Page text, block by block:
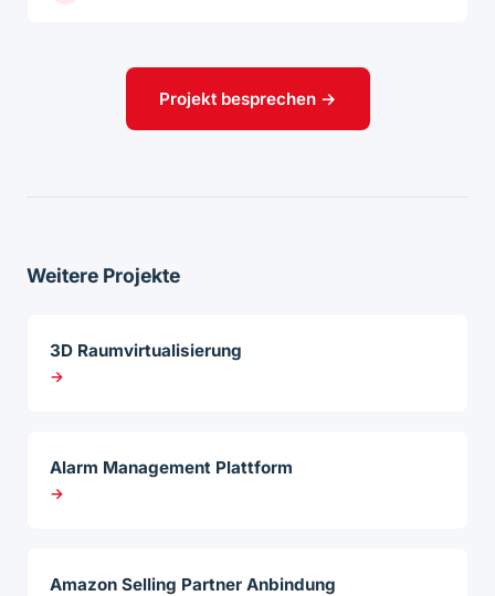
Projekt besprechen →
Weitere Projekte
3D Raumvirtualisierung
→
Alarm Management Plattform
→
Amazon Selling Partner Anbindung